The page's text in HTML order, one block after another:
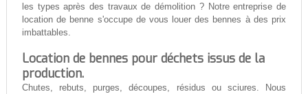
les types après des travaux de démolition ? Notre entreprise de
location de benne s'occupe de vous louer des bennes à des prix
imbattables.
Location de bennes pour déchets issus de la
production.
Chutes, rebuts, purges, découpes, résidus ou sciures. Nous